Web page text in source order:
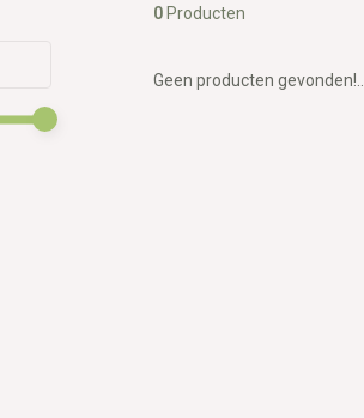
0Producten
Geen producten gevonden!...